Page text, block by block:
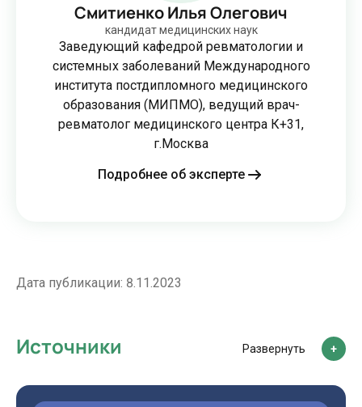
Смитиенко Илья Олегович
кандидат медицинских наук
Заведующий кафедрой ревматологии и
системных заболеваний Международного
института постдипломного медицинского
образования (МИПМО), ведущий врач-
ревматолог медицинского центра К+31,
г.Москва
Подробнее об эксперте
Дата публикации: 8.11.2023
Источники Развернуть